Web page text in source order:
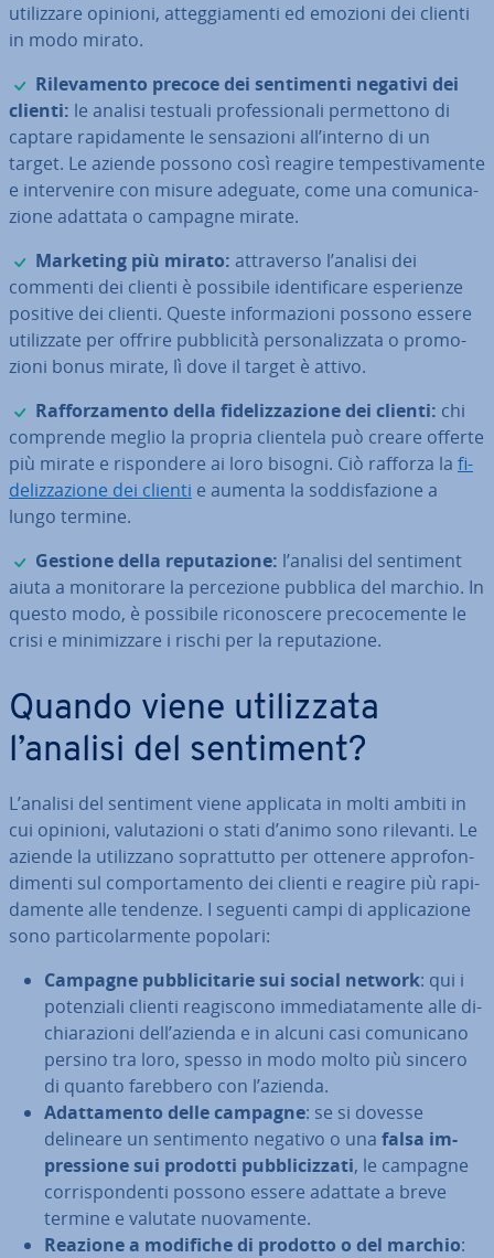
uti­liz­za­re opinioni, at­teg­gia­men­ti ed emozioni dei clienti
in modo mirato.
✓
Ri­le­va­men­to precoce dei sen­ti­men­ti negativi dei
clienti: le analisi testuali pro­fes­sio­na­li per­met­to­no di
captare ra­pi­da­men­te le sen­sa­zio­ni all’interno di un
target. Le aziende possono così reagire tem­pe­sti­va­men­te
e in­ter­ve­ni­re con misure adeguate, come una co­mu­ni­ca­
zio­ne adattata o campagne mirate.
✓
Marketing più mirato: at­tra­ver­so l’analisi dei
commenti dei clienti è possibile iden­ti­fi­ca­re espe­rien­ze
positive dei clienti. Queste in­for­ma­zio­ni possono essere
uti­liz­za­te per offrire pub­bli­ci­tà per­so­na­liz­za­ta o pro­mo­
zio­ni bonus mirate, lì dove il target è attivo.
✓
Raf­for­za­men­to della fi­de­liz­za­zio­ne dei clienti: chi
comprende meglio la propria clientela può creare offerte
più mirate e ri­spon­de­re ai loro bisogni. Ciò rafforza la fi­
de­liz­za­zio­ne dei clienti e aumenta la sod­di­sfa­zio­ne a
lungo termine.
✓
Gestione della re­pu­ta­zio­ne: l’analisi del sentiment
aiuta a mo­ni­to­ra­re la per­ce­zio­ne pubblica del marchio. In
questo modo, è possibile ri­co­no­sce­re pre­co­ce­men­te le
crisi e mi­ni­miz­za­re i rischi per la re­pu­ta­zio­ne.
Quando viene uti­liz­za­ta
l’analisi del sentiment?
L’analisi del sentiment viene applicata in molti ambiti in
cui opinioni, va­lu­ta­zio­ni o stati d’animo sono rilevanti. Le
aziende la uti­liz­za­no so­prat­tut­to per ottenere ap­pro­fon­
di­men­ti sul com­por­ta­men­to dei clienti e reagire più ra­pi­
da­men­te alle tendenze. I seguenti campi di ap­pli­ca­zio­ne
sono par­ti­co­lar­men­te popolari:
Campagne pub­bli­ci­ta­rie sui social network: qui i
po­ten­zia­li clienti rea­gi­sco­no im­me­dia­ta­men­te alle di­
chia­ra­zio­ni dell’azienda e in alcuni casi co­mu­ni­ca­no
persino tra loro, spesso in modo molto più sincero
di quanto farebbero con l’azienda.
Adat­ta­men­to delle campagne: se si dovesse
delineare un sen­ti­men­to negativo o una falsa im­
pres­sio­ne sui prodotti pub­bli­ciz­za­ti, le campagne
cor­ri­spon­den­ti possono essere adattate a breve
termine e valutate nuo­va­men­te.
Reazione a modifiche di prodotto o del marchio: